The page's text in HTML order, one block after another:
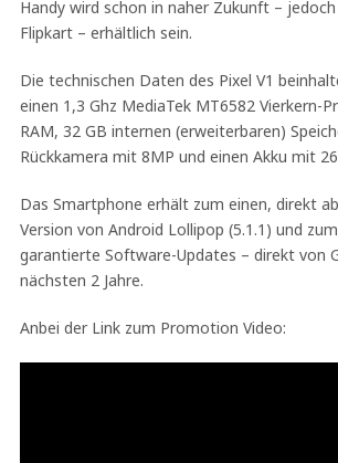
Handy wird schon in naher Zukunft –
Flipkart – erhältlich sein.
Die technischen Daten des Pixel V1
einen 1,3 Ghz MediaTek MT6582 Vierkern-
RAM, 32 GB internen (erweiterbaren)
Rückkamera mit 8MP und einen Akku mit
Das Smartphone erhält zum einen, direkt
Version von Android Lollipop (5.1.1) und
garantierte Software-Updates – direkt von
nächsten 2 Jahre.
Anbei der Link zum Promotion Video: